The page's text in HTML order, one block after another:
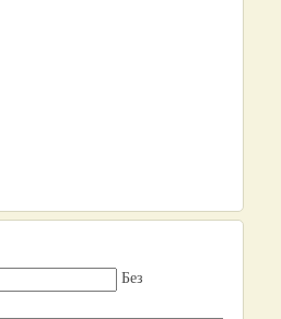
Без